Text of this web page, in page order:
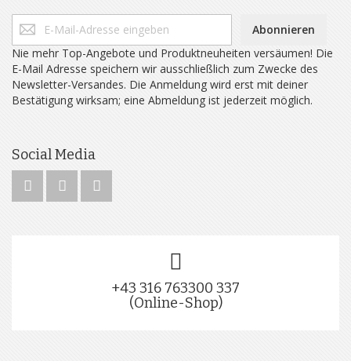
Abonnieren
Nie mehr Top-Angebote und Produktneuheiten versäumen! Die
E-Mail Adresse speichern wir ausschließlich zum Zwecke des
Newsletter-Versandes. Die Anmeldung wird erst mit deiner
Bestätigung wirksam; eine Abmeldung ist jederzeit möglich.
Social Media
+43 316 763300 337
(Online-Shop)